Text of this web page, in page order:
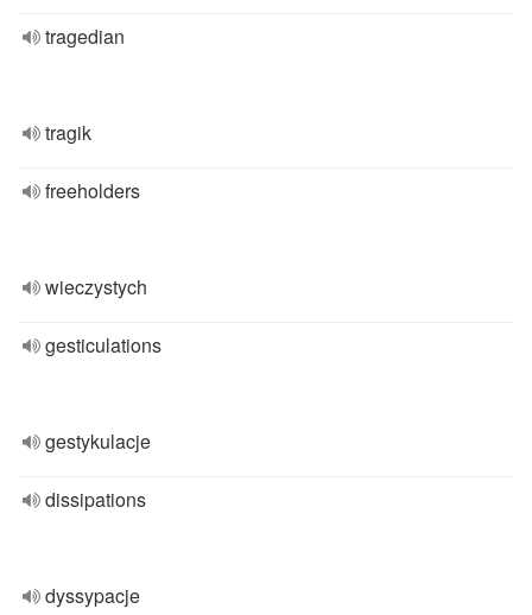
tragedian
tragik
freeholders
wieczystych
gesticulations
gestykulacje
dissipations
dyssypacje